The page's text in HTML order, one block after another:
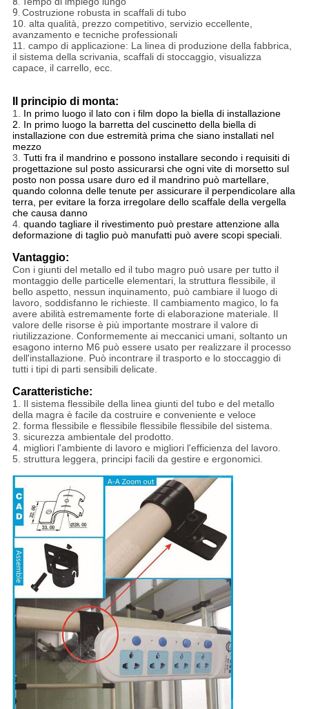
9. Costruzione robusta in scaffali di tubo
10. alta qualità, prezzo competitivo, servizio eccellente,
avanzamento e tecniche professionali
11. campo di applicazione: La linea di produzione della fabbrica,
il sistema della scrivania, scaffali di stoccaggio, visualizza
capace, il carrello, ecc.
Il principio di monta:
1. In primo luogo il lato con i film dopo la biella di installazione
2. In primo luogo la barretta del cuscinetto della biella di
installazione con due estremità prima che siano installati nel
mezzo
3. Tutti fra il mandrino e possono installare secondo i requisiti di
progettazione sul posto assicurarsi che ogni vite di morsetto sul
posto non possa usare duro ed il mandrino può martellare,
quando colonna delle tenute per assicurare il perpendicolare alla
terra, per evitare la forza irregolare dello scaffale della vergella
che causa danno
4. quando tagliare il rivestimento può prestare attenzione alla
deformazione di taglio può manufatti può avere scopi speciali.
Vantaggio:
Con i giunti del metallo ed il tubo magro può usare per tutto il
montaggio delle particelle elementari, la struttura flessibile, il
bello aspetto, nessun inquinamento, può cambiare il luogo di
lavoro, soddisfanno le richieste. Il cambiamento magico, lo fa
avere abilità estremamente forte di elaborazione materiale. Il
valore delle risorse è più importante mostrare il valore di
riutilizzazione. Conformemente ai meccanici umani, soltanto un
esagono interno M6 può essere usato per realizzare il processo
dell'installazione. Può incontrare il trasporto e lo stoccaggio di
tutti i tipi di parti sensibili delicate.
Caratteristiche:
1. Il sistema flessibile della linea giunti del tubo e del metallo
della magra è facile da costruire e conveniente e veloce
2. forma flessibile e flessibile flessibile flessibile del sistema.
3. sicurezza ambientale del prodotto.
4. migliori l'ambiente di lavoro e migliori l'efficienza del lavoro.
5. struttura leggera, principi facili da gestire e ergonomici.